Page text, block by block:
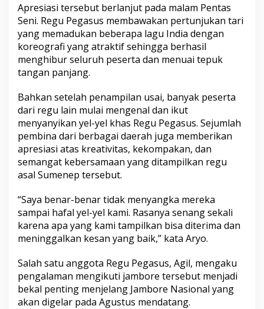
Apresiasi tersebut berlanjut pada malam Pentas
Seni. Regu Pegasus membawakan pertunjukan tari
yang memadukan beberapa lagu India dengan
koreografi yang atraktif sehingga berhasil
menghibur seluruh peserta dan menuai tepuk
tangan panjang.
Bahkan setelah penampilan usai, banyak peserta
dari regu lain mulai mengenal dan ikut
menyanyikan yel-yel khas Regu Pegasus. Sejumlah
pembina dari berbagai daerah juga memberikan
apresiasi atas kreativitas, kekompakan, dan
semangat kebersamaan yang ditampilkan regu
asal Sumenep tersebut.
“Saya benar-benar tidak menyangka mereka
sampai hafal yel-yel kami. Rasanya senang sekali
karena apa yang kami tampilkan bisa diterima dan
meninggalkan kesan yang baik,” kata Aryo.
Salah satu anggota Regu Pegasus, Agil, mengaku
pengalaman mengikuti jambore tersebut menjadi
bekal penting menjelang Jambore Nasional yang
akan digelar pada Agustus mendatang.